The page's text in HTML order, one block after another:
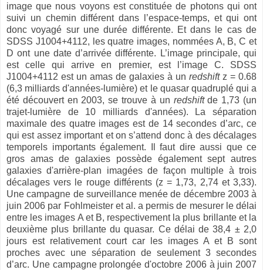
image que nous voyons est constituée de photons qui ont
suivi un chemin différent dans l’espace-temps, et qui ont
donc voyagé sur une durée différente. Et dans le cas de
SDSS J1004+4112, les quatre images, nommées A, B, C et
D ont une date d’arrivée différente. L’image principale, qui
est celle qui arrive en premier, est l’image C. SDSS
J1004+4112 est un amas de galaxies à un redshift z = 0.68
(6,3 milliards d'années-lumière) et le quasar quadruplé qui a
été découvert en 2003, se trouve à un redshiftde 1,73 (un
trajet-lumière de 10 milliards d'années). La séparation
maximale des quatre images est de 14 secondes d’arc, ce
qui est assez important et on s’attend donc à des décalages
temporels importants également. Il faut dire aussi que ce
gros amas de galaxies possède également sept autres
galaxies d'arrière-plan imagées de façon multiple à trois
décalages vers le rouge différents (z = 1,73, 2,74 et 3,33).
Une campagne de surveillance menée de décembre 2003 à
juin 2006 par Fohlmeister et al. a permis de mesurer le délai
entre les images A et B, respectivement la plus brillante et la
deuxième plus brillante du quasar. Ce délai de 38,4 ± 2,0
jours est relativement court car les images A et B sont
proches avec une séparation de seulement 3 secondes
d’arc. Une campagne prolongée d'octobre 2006 à juin 2007